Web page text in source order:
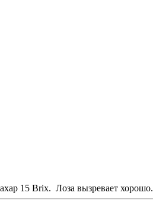
15 Brix. Лоза вызревает хорошо.